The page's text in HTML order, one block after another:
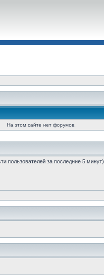
На этом сайте нет форумов.
пользователей за последние 5 минут)